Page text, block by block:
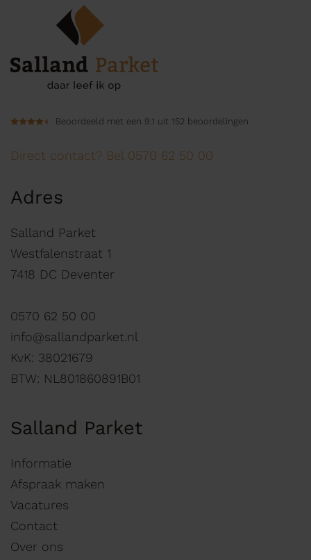
Beoordeeld met een 9.1 uit 152 beoordelingen
Direct contact? Bel 0570 62 50 00
Adres
Salland Parket
Westfalenstraat 1
7418 DC Deventer
0570 62 50 00
info@sallandparket.nl
KvK: 38021679
BTW: NL801860891B01
Salland Parket
Informatie
Afspraak maken
Vacatures
Contact
Over ons